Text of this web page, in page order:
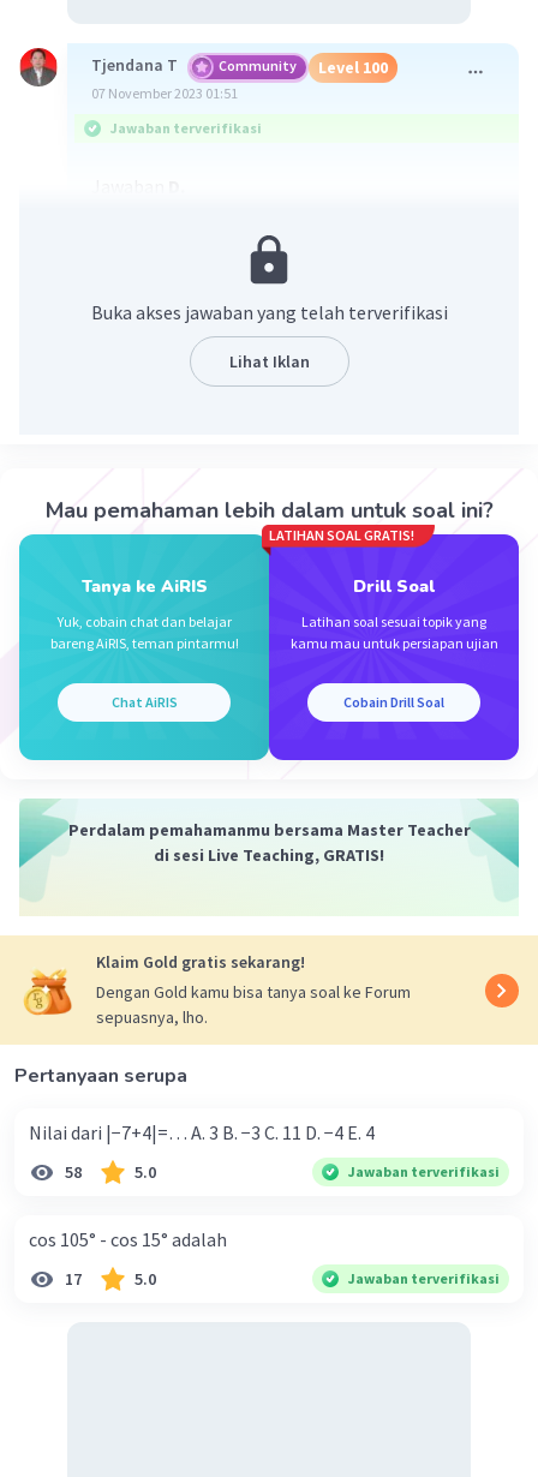
Tjendana T Community Level 100
07 November 2023 01:51
Jawaban terverifikasi
|PQ| = √(6² + (-8)²)
= 10 satuan
Buka akses jawaban yang telah terverifikasi
Lihat Iklan
Mau pemahaman lebih dalam untuk soal ini?
Tanya ke AiRIS
Yuk, cobain chat dan belajar
bareng AiRIS, teman pintarmu!
Chat AiRIS
LATIHAN SOAL GRATIS!
Drill Soal
Latihan soal sesuai topik yang
kamu mau untuk persiapan ujian
Cobain Drill Soal
Perdalam pemahamanmu bersama Master Teacher
di sesi Live Teaching, GRATIS!
Klaim Gold gratis sekarang!
Dengan Gold kamu bisa tanya soal ke Forum
sepuasnya, lho.
Pertanyaan serupa
Nilai dari |−7+4|=… A. 3 B. −3 C. 11 D. −4 E. 4
58 5.0 Jawaban terverifikasi
cos 105° - cos 15° adalah
17 5.0 Jawaban terverifikasi